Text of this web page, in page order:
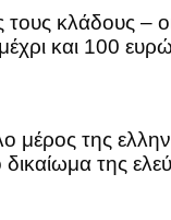
κλάδους –
και 100
μέρος της
της